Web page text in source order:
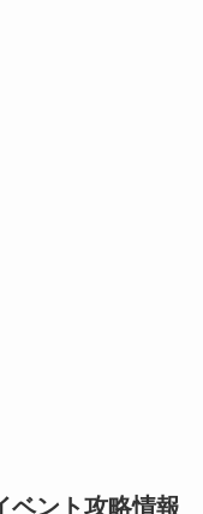
ベント攻略情報